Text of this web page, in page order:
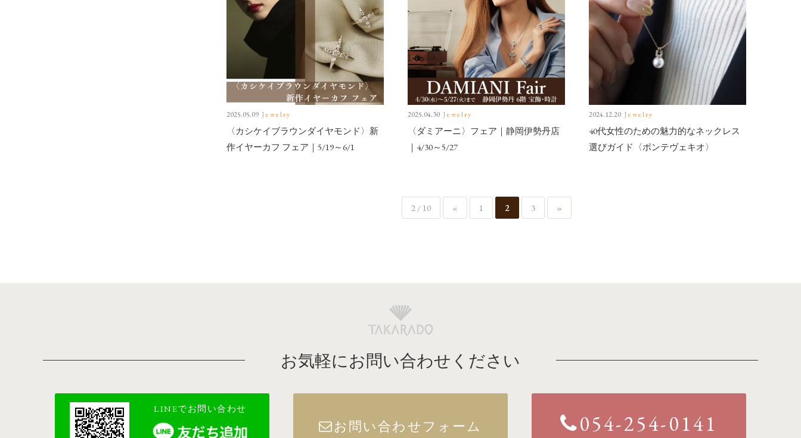
2025.05.09 Jewelry
〈カシケイブラウンダイヤモンド〉新
作イヤーカフ フェア｜5/19～6/1
2025.04.30 Jewelry
〈ダミアーニ〉フェア｜静岡伊勢丹店
｜4/30～5/27
2024.12.20 Jewelry
40代女性のための魅力的なネックレス
選びガイド〈ポンテヴェキオ〉
2 / 10 « 1 2 3 »
お気軽にお問い合わせください
LINEでお問い合わせ
お問い合わせフォーム 054-254-0141